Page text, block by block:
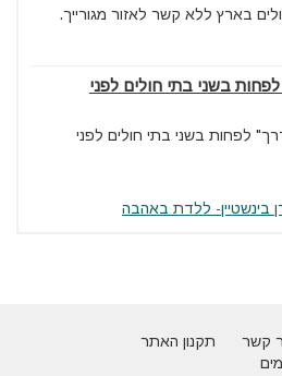
בארץ ללא קשר לאזור מגורייך.
בשני בתי חולים לפני
לפחות בשני בתי חולים לפני
בינשטיין- ללדת באהבה
קשר
תקנון האתר